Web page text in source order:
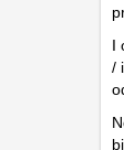
I
/